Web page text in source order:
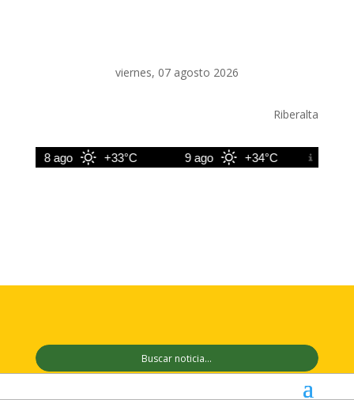
viernes, 07 agosto 2026
Riberalta
8 ago +33°C 9 ago +34°C 10 ago